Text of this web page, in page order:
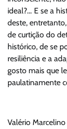
ideal?… E se a
deste,
de curtição do
histórico, de se
resiliência e a
gosto mais que
paulatinamente
Valério